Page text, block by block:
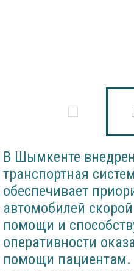
В Шымкенте
транспортная
обеспечивает
автомобилей
помощи и
оперативности
помощи